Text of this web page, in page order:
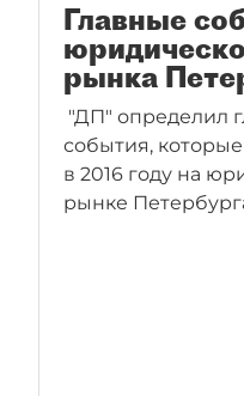
Главные
рынка
"ДП" определил
события,
в 2016 году на
рынке